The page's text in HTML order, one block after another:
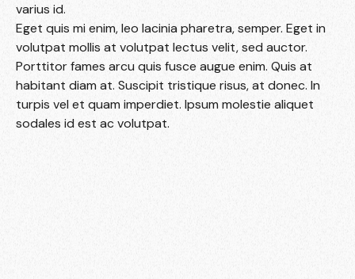
varius id.
Eget quis mi enim, leo lacinia pharetra, semper. Eget in
volutpat mollis at volutpat lectus velit, sed auctor.
Porttitor fames arcu quis fusce augue enim. Quis at
habitant diam at. Suscipit tristique risus, at donec. In
turpis vel et quam imperdiet. Ipsum molestie aliquet
sodales id est ac volutpat.